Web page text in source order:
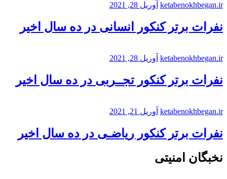
ketabenokhbegan.ir آوریل 28, 2021
نفرات برتر کنکور انسانی در ده سال اخیر
ketabenokhbegan.ir آوریل 28, 2021
نفرات برتر کنکور تجــربی در ده سال اخیر
ketabenokhbegan.ir آوریل 21, 2021
نفرات برتر کنکور ریاضـی در ده سال اخیر
نخبگان امنیتی